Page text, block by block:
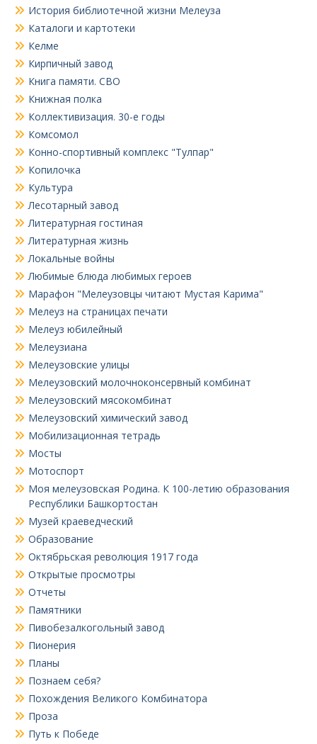
История библиотечной жизни Мелеуза
Каталоги и картотеки
Келме
Кирпичный завод
Книга памяти. СВО
Книжная полка
Коллективизация. 30-е годы
Комсомол
Конно-спортивный комплекс "Тулпар"
Копилочка
Культура
Лесотарный завод
Литературная гостиная
Литературная жизнь
Локальные войны
Любимые блюда любимых героев
Марафон "Мелеузовцы читают Мустая Карима"
Мелеуз на страницах печати
Мелеуз юбилейный
Мелеузиана
Мелеузовские улицы
Мелеузовский молочноконсервный комбинат
Мелеузовский мясокомбинат
Мелеузовский химический завод
Мобилизационная тетрадь
Мосты
Мотоспорт
Моя мелеузовская Родина. К 100-летию образования
Республики Башкортостан
Музей краеведческий
Образование
Октябрьская революция 1917 года
Открытые просмотры
Отчеты
Памятники
Пивобезалкогольный завод
Пионерия
Планы
Познаем себя?
Похождения Великого Комбинатора
Проза
Путь к Победе